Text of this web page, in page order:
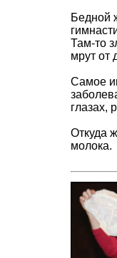
Бедной
Там-то
мрут от
Самое
глазах,
Откуда
молока.